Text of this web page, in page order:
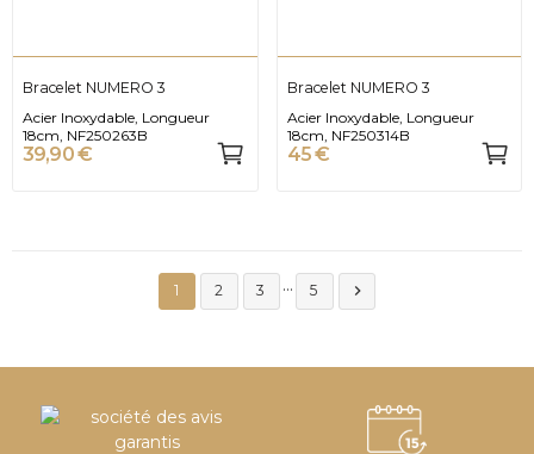
Bracelet NUMERO 3
Acier Inoxydable, Longueur
18cm, NF250263B
39,90 €
Bracelet NUMERO 3
Acier Inoxydable, Longueur
18cm, NF250314B
45 €
1 2 3 … 5 